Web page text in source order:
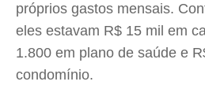
próprios gastos mensais.
eles estavam R$ 15 mil em
1.800 em plano de saúde e
condomínio.